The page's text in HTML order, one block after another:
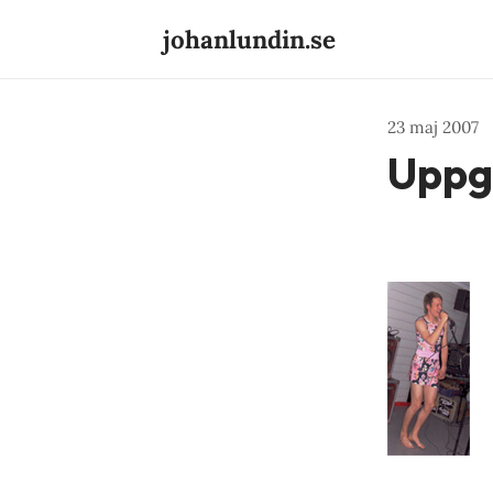
johanlundin.se
23 maj 2007